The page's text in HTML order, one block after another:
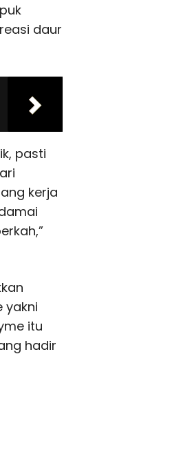
daur
pasti
kerja
yakni
itu
hadir